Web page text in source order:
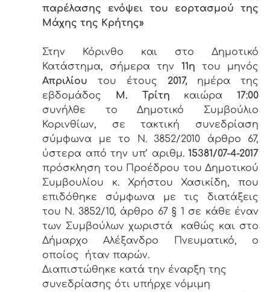
παρέλασης ενόψει του εορτασμού της
Μάχης της Κρήτης»
Στην Κόρινθο και στο Δημοτικό
Κατάστημα, σήμερα την 11η του μηνός
Απριλίου του έτους 2017, ημέρα της
εβδομάδος Μ. Τρίτη καιώρα17:00
συνήλθε το Δημοτικό Συμβούλιο
Κορινθίων, σε τακτική συνεδρίαση
σύμφωνα με το Ν. 3852/2010 άρθρο 67,
ύστερα από την υπ’ αριθμ.15381/07-4-2017
πρόσκληση του Προέδρου του Δημοτικού
Συμβουλίου κ. Χρήστου Χασικίδη, που
επιδόθηκε σύμφωνα με τις διατάξεις
του Ν. 3852/10, άρθρο 67 § 1 σε κάθε έναν
των Συμβούλων χωριστά καθώς και στο
Δήμαρχο Αλέξανδρο Πνευματικό, ο
οποίος ήταν παρών.
Διαπιστώθηκε κατά την έναρξη της
συνεδρίασης ότι υπήρχε νόμιμη